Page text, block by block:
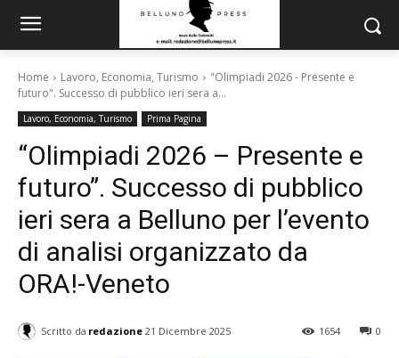
Home Lavoro, Economia, Turismo
"Olimpiadi 2026 - Presente e
futuro". Successo di pubblico ieri sera a...
Lavoro, Economia, Turismo Prima Pagina
“Olimpiadi 2026 – Presente e
futuro”. Successo di pubblico
ieri sera a Belluno per l’evento
di analisi organizzato da
ORA!-Veneto
Scritto da redazione 21 Dicembre 2025 0
1654